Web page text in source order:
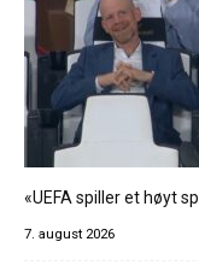
«UEFA spiller et høyt
7. august 2026